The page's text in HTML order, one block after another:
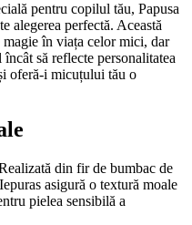
pentru copilul tău, Papusa
alegerea perfectă. Această
magie în viața celor mici, dar
să reflecte personalitatea
oferă-i micuțului tău o
din fir de bumbac de
asigură o textură moale
pielea sensibilă a